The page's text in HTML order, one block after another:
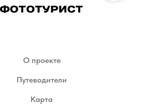
О проекте
Путеводители
Карта